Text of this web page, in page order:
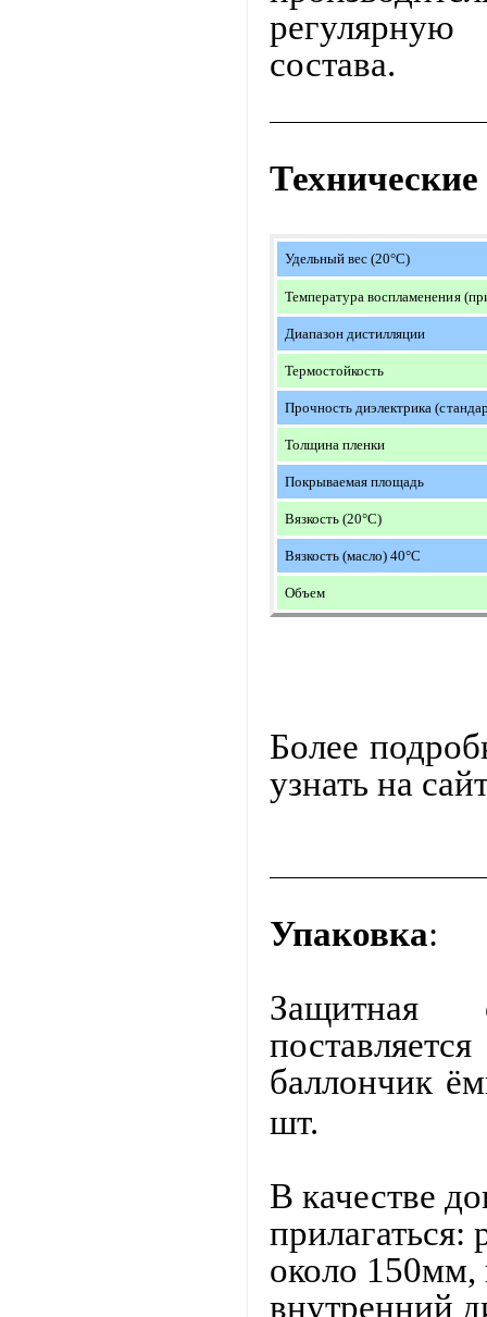
состава.
Удельный вес (20°С)
Температура воспламенения
Диапазон дистилляции
Термостойкость
Прочность диэлектрика
Толщина пленки
Покрываемая площадь
Вязкость (20°С)
Вязкость (масло) 40°С
Объем
Более
узнать на
Упаковка:
баллончик
шт.
В качестве
прилагаться:
около
внутренний